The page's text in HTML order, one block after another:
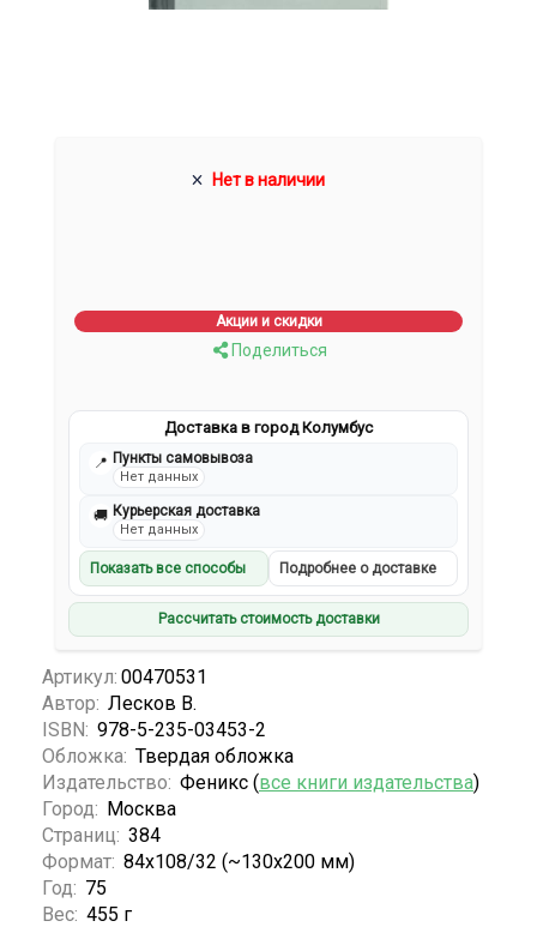
Нет в наличии
Акции и скидки
Поделиться
Доставка в город Колумбус
📍 Пункты самовывоза
Нет данных
🚚 Курьерская доставка
Нет данных
Показать все способы Подробнее о доставке
Рассчитать стоимость доставки
Артикул: 00470531
Автор: Лесков В.
ISBN: 978-5-235-03453-2
Обложка: Твердая обложка
Издательство: Феникс (все книги издательства)
Город: Москва
Страниц: 384
Формат: 84x108/32 (~130х200 мм)
Год: 75
Вес: 455 г